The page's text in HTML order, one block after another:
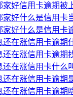
家好信用卡逾期被
家好什么是信用卡
家好什么是信用卡
还在涨信用卡逾期
还在涨信用卡逾期
还在涨信用卡什么
还在涨信用卡逾期
还在涨信用卡逾期